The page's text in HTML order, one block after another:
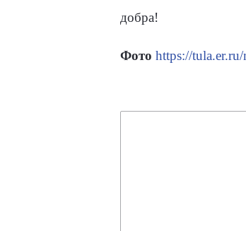
добра!
Фото https://